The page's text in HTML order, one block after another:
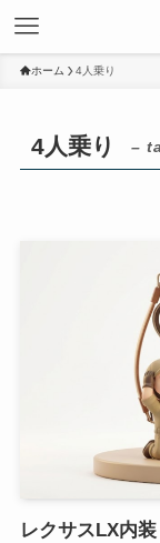
ホーム 4人乗り
4人乗り –
レクサスLX内